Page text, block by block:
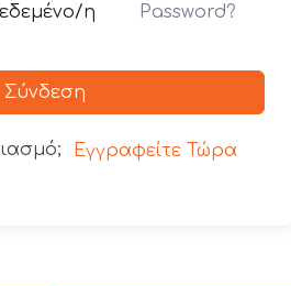
η
Password?
Σύνδεση
Εγγραφείτε Τώρα